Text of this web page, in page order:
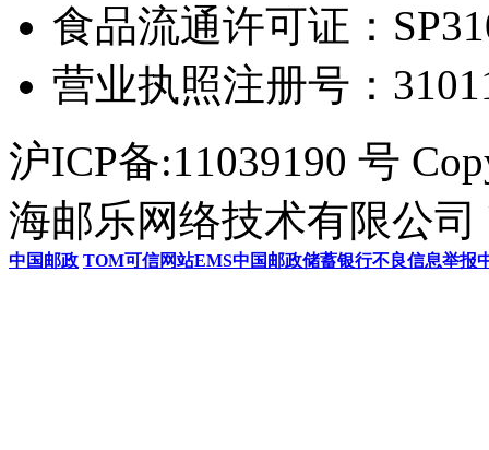
食品流通许可证：
营业执照注册号：
沪ICP备:11039190 号
海邮乐网络技术有限公司
中国邮政 TOM可信网站EMS中国邮政储蓄银行不良信息举报